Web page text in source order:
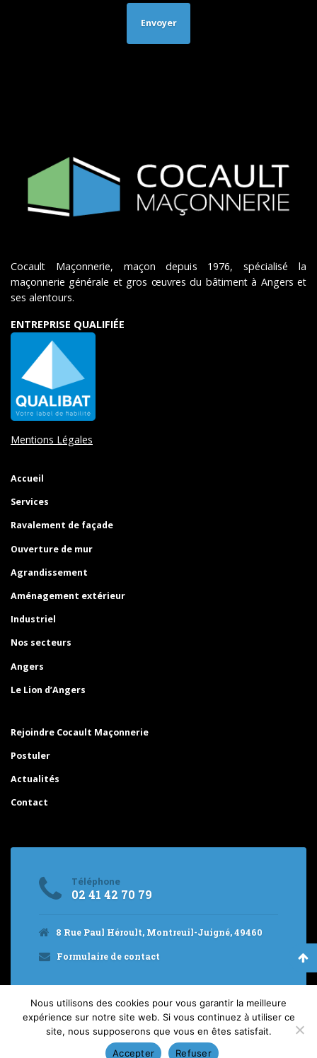
Cocault Maçonnerie, maçon depuis 1976, spécialisé la
maçonnerie générale et gros œuvres du bâtiment à Angers et
ses alentours.
ENTREPRISE QUALIFIÉE
Mentions Légales
Accueil
Services
Ravalement de façade
Ouverture de mur
Agrandissement
Aménagement extérieur
Industriel
Nos secteurs
Angers
Le Lion d’Angers
Rejoindre Cocault Maçonnerie
Postuler
Actualités
Contact
Téléphone
02 41 42 70 79
8 Rue Paul Héroult, Montreuil-Juigné, 49460
Formulaire de contact
Site internet créé par l’Agence web ACE
Nous utilisons des cookies pour vous garantir la meilleure
expérience sur notre site web. Si vous continuez à utiliser ce
site, nous supposerons que vous en êtes satisfait.
Accepter
Refuser